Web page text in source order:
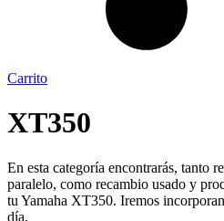
Carrito
XT350
En esta categoría encontrarás, tanto
paralelo, como recambio usado y
tu Yamaha XT350. Iremos
día.